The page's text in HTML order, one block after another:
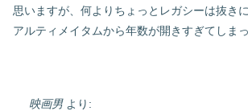
思いますが、何よりちょっとレガシーは抜き
アルティメイタムから年数が開きすぎてしまっ
映画男 より: